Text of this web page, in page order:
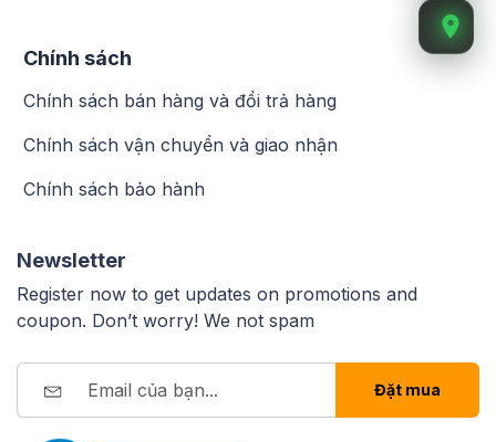
Chính sách
Chính sách bán hàng và đổi trả hàng
Chính sách vận chuyển và giao nhận
Chính sách bảo hành
Newsletter
Register now to get updates on promotions and
coupon. Don’t worry! We not spam
Đặt mua